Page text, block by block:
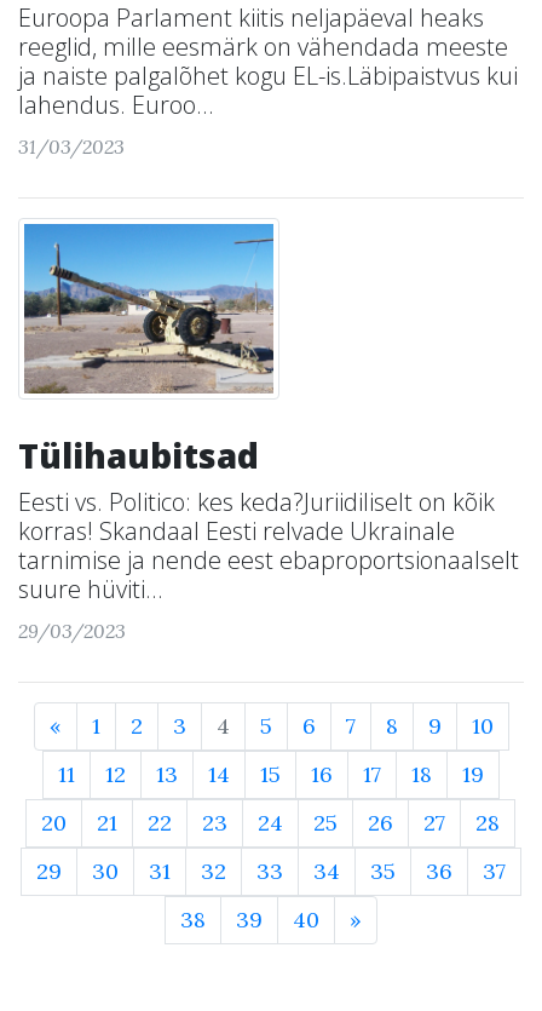
Euroopa Parlament kiitis neljapäeval heaks
reeglid, mille eesmärk on vähendada meeste
ja naiste palgalõhet kogu EL-is.Läbipaistvus kui
lahendus. Euroo...
31/03/2023
Tülihaubitsad
Eesti vs. Politico: kes keda?Juriidiliselt on kõik
korras! Skandaal Eesti relvade Ukrainale
tarnimise ja nende eest ebaproportsionaalselt
suure hüviti...
29/03/2023
« 1 2 3 4 5 6 7 8 9
10
11
12 13 14 15 16 17 18
19
20
21 22 23 24 25 26 27
28
29
30 31 32 33 34 35 36
37
38
39 40 »